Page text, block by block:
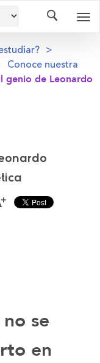
Conoce nuestra
genio de Leonardo
Disminuir
se
en